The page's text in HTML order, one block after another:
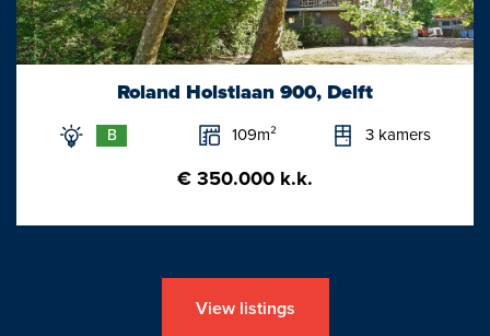
Roland Holstlaan 900, Delft
B 109m² 3 kamers
€ 350.000 k.k.
View listings